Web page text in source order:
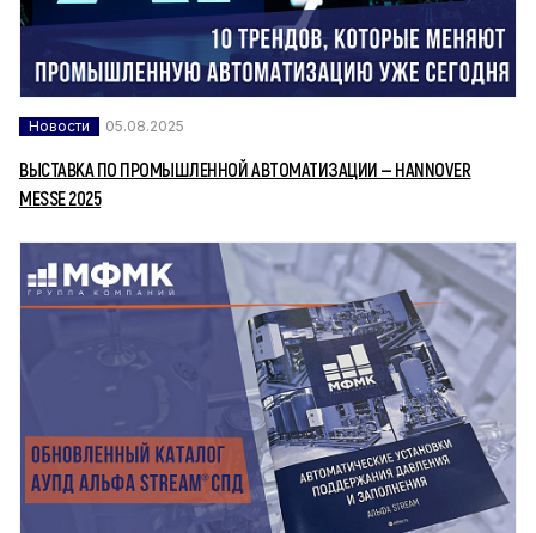
Новости 05.08.2025
ВЫСТАВКА ПО ПРОМЫШЛЕННОЙ АВТОМАТИЗАЦИИ — HANNOVER
MESSE 2025